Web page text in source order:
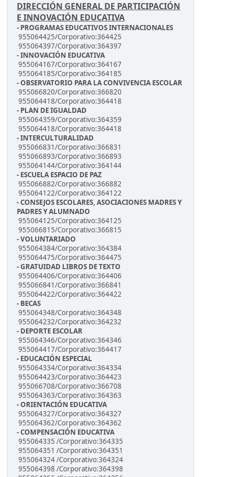
DIRECCIÓN GENERAL DE PARTICIPACIÓN
E INNOVACIÓN EDUCATIVA
- PROGRAMAS EDUCATIVOS INTERNACIONALES
955064425/Corporativo:364425
955064397/Corporativo:364397
- INNOVACIÓN EDUCATIVA
955064167/Corporativo:364167
955064185/Corporativo:364185
- OBSERVATORIO PARA LA CONVIVENCIA ESCOLAR
955066820/Corporativo:366820
955064418/Corporativo:364418
- PLAN DE IGUALDAD
955064359/Corporativo:364359
955064418/Corporativo:364418
- INTERCULTURALIDAD
955066831/Corporativo:366831
955066893/Corporativo:366893
955064144/Corporativo:364144
- ESCUELA ESPACIO DE PAZ
955066882/Corporativo:366882
955064122/Corporativo:364122
- CONSEJOS ESCOLARES, ASOCIACIONES MADRES Y
PADRES Y ALUMNADO
955064125/Corporativo:364125
955066815/Corporativo:366815
- VOLUNTARIADO
955064384/Corporativo:364384
955064475/Corporativo:364475
- GRATUIDAD LIBROS DE TEXTO
955064406/Corporativo:364406
955066841/Corporativo:366841
955064422/Corporativo:364422
- BECAS
955064348/Corporativo:364348
955064232/Corporativo:364232
- DEPORTE ESCOLAR
955064346/Corporativo:364346
955064417/Corporativo:364417
- EDUCACIÓN ESPECIAL
955064334/Corporativo:364334
955064423/Corporativo:364423
955066708/Corporativo:366708
955064363/Corporativo:364363
- ORIENTACIÓN EDUCATIVA
955064327/Corporativo:364327
955064362/Corporativo:364362
- COMPENSACIÓN EDUCATIVA
955064335 /Corporativo:364335
955064351 /Corporativo:364351
955064324 /Corporativo:364324
955064398 /Corporativo:364398